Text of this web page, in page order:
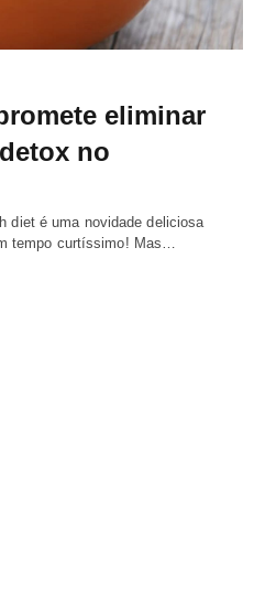
eliminar
no
diet é uma novidade deliciosa
tempo curtíssimo! Mas…